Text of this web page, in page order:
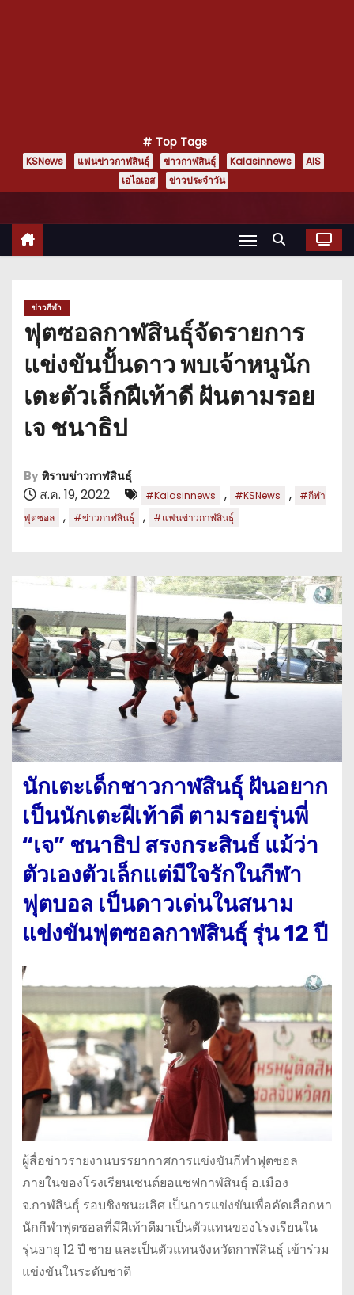
Top Tags
KSNews แฟนข่าวกาฬสินธุ์ ข่าวกาฬสินธุ์ Kalasinnews
AIS
เอไอเอส
ข่าวประจำวัน
ข่าวกีฬา
ฟุตซอลกาฬสินธุ์จัดรายการ
แข่งขันปั้นดาว พบเจ้าหนูนัก
เตะตัวเล็กฝีเท้าดี ฝันตามรอย
เจ ชนาธิป
By พิราบข่าวกาฬสินธุ์
ส.ค. 19, 2022 #Kalasinnews , #KSNews ,
#กีฬา
ฟุตซอล
, #ข่าวกาฬสินธุ์ , #แฟนข่าวกาฬสินธุ์
นักเตะเด็กชาวกาฬสินธุ์ ฝันอยาก
เป็นนักเตะฝีเท้าดี ตามรอยรุ่นพี่
“เจ” ชนาธิป สรงกระสินธ์ แม้ว่า
ตัวเองตัวเล็กแต่มีใจรักในกีฬา
ฟุตบอล เป็นดาวเด่นในสนาม
แข่งขันฟุตซอลกาฬสินธุ์ รุ่น 12 ปี
ผู้สื่อข่าวรายงานบรรยากาศการแข่งขันกีฬาฟุตซอล
ภายในของโรงเรียนเซนต์ยอแซฟกาฬสินธุ์ อ.เมือง
จ.กาฬสินธุ์ รอบชิงชนะเลิศ เป็นการแข่งขันเพื่อคัดเลือกหา
นักกีฬาฟุตซอลที่มีฝีเท้าดีมาเป็นตัวแทนของโรงเรียนใน
รุ่นอายุ 12 ปี ชาย และเป็นตัวแทนจังหวัดกาฬสินธุ์ เข้าร่วม
แข่งขันในระดับชาติ